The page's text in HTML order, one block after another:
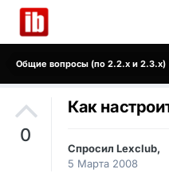
Общие вопросы (по 2.2.x и 2.3.x)
0
Как
Спросил Lexclub,
5 Марта 2008